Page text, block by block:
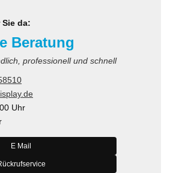
da:
Beratung
professionell und schnell
Uhr
E Mail